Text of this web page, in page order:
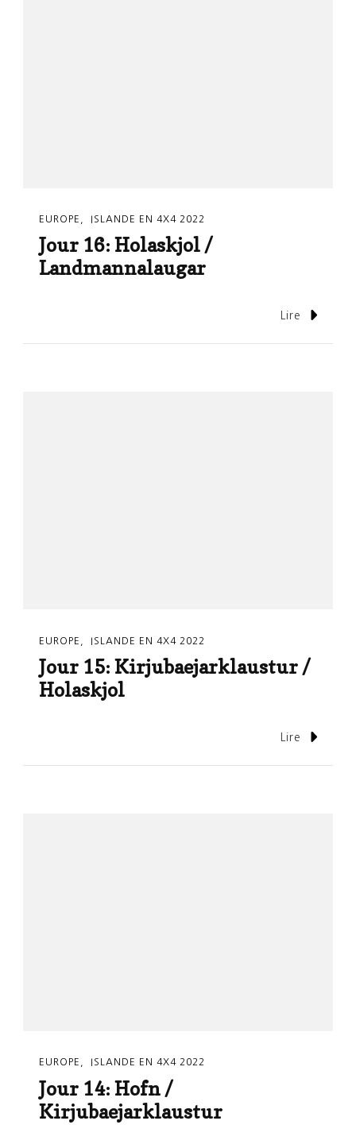
EUROPE ISLANDE EN 4X4 2022
Jour 16: Holaskjol /
Landmannalaugar
Lire
EUROPE ISLANDE EN 4X4 2022
Jour 15: Kirjubaejarklaustur /
Holaskjol
Lire
EUROPE ISLANDE EN 4X4 2022
Jour 14: Hofn /
Kirjubaejarklaustur